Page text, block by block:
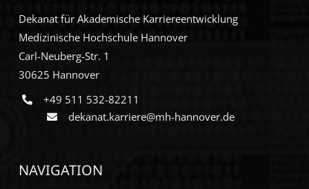
Dekanat für Akademische Karriereentwicklung
Medizinische Hochschule Hannover
Carl-Neuberg-Str. 1
30625 Hannover
+49 511 532-82211
dekanat.karriere@mh-hannover.de
NAVIGATION